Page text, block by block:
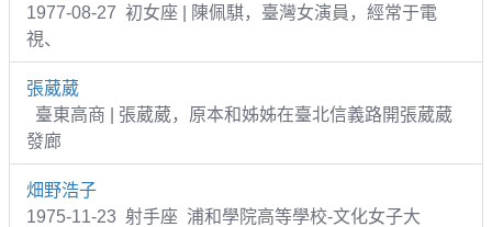
1977-08-27 初女座 | 陳佩騏，臺灣女演員，經常于電
視、
張葳葳
臺東高商 | 張葳葳，原本和姊姊在臺北信義路開張葳葳
發廊
畑野浩子
1975-11-23 射手座 浦和學院高等學校-文化女子大